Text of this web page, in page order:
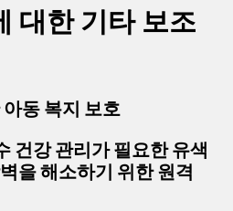
대한 기타 보조
동 복지 보호
건강 관리가 필요한 유색
을 해소하기 위한 원격